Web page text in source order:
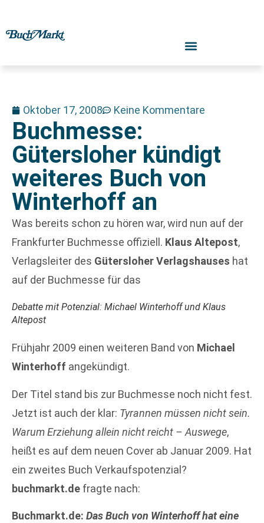
Oktober 17, 2008 Keine Kommentare
Buchmesse:
Gütersloher kündigt
weiteres Buch von
Winterhoff an
Was bereits schon zu hören war, wird nun auf der
Frankfurter Buchmesse offiziell. Klaus Altepost,
Verlagsleiter des Gütersloher Verlagshauses hat
auf der Buchmesse für das
Debatte mit Potenzial: Michael Winterhoff und Klaus
Altepost
Frühjahr 2009 einen weiteren Band von Michael
Winterhoff angekündigt.
Der Titel stand bis zur Buchmesse noch nicht fest.
Jetzt ist auch der klar: Tyrannen müssen nicht sein.
Warum Erziehung allein nicht reicht – Auswege,
heißt es auf dem neuen Cover ab Januar 2009. Hat
ein zweites Buch Verkaufspotenzial?
buchmarkt.de fragte nach:
Buchmarkt.de: Das Buch von Winterhoff hat eine